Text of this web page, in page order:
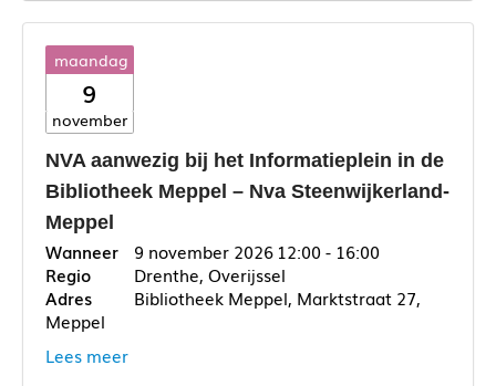
maandag
9
november
NVA aanwezig bij het Informatieplein in de
Bibliotheek Meppel – Nva Steenwijkerland-
Meppel
9 november 2026 12:00 - 16:00
Drenthe, Overijssel
Bibliotheek Meppel, Marktstraat 27,
Meppel
Lees meer